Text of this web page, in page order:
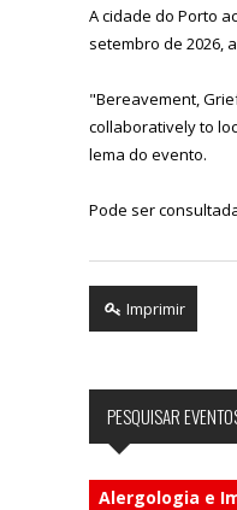
A cidade do Porto
setembro de 2026,
"Bereavement,
collaboratively to
lema do evento.
Pode ser
Imprimir
PESQUISAR
Alergologia e